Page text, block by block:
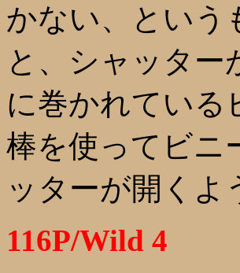
かない、という
と、シャッタ
に巻かれている
棒を使ってビニ
ッターが開くよ
116P/Wild 4